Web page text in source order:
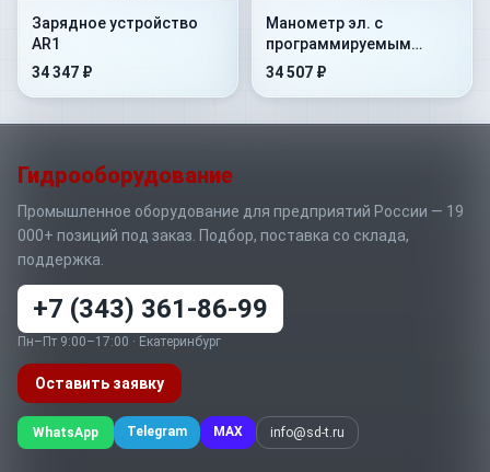
Зарядное устройство
AR1
34 347 ₽
Манометр эл. с
программируемым
выходом KRD54
34 507 ₽
Гидрооборудование
Промышленное оборудование для предприятий России — 19
000+ позиций под заказ. Подбор, поставка со склада,
поддержка.
+7 (343) 361-86-99
Пн–Пт 9:00–17:00 · Екатеринбург
Оставить заявку
WhatsApp Telegram MAX info@sd-t.ru